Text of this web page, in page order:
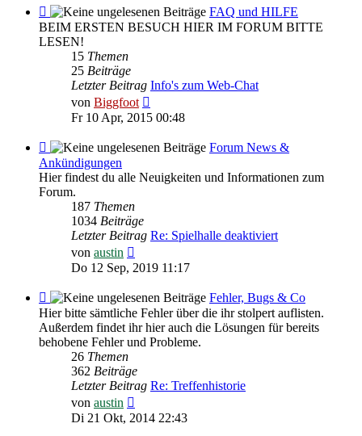
Feed
-
FAQ
HILFE
FAQ und HILFE
BEIM ERSTEN BESUCH HIER IM FORUM BITTE
LESEN!
15 Themen
25 Beiträge
Letzter Beitrag Info's zum Web-Chat
von Biggfoot
Beitrag
Fr 10 Apr, 2015 00:48
Feed
-
Forum
News
Ankündigungen
Forum News &
Ankündigungen
Hier findest du alle Neuigkeiten und Informationen zum
Forum.
187 Themen
1034 Beiträge
Letzter Beitrag Re: Spielhalle deaktiviert
von austin
Beitrag
Do 12 Sep, 2019 11:17
Feed
-
Fehler,
Bugs
Fehler, Bugs & Co
Hier bitte sämtliche Fehler über die ihr stolpert auflisten.
Außerdem findet ihr hier auch die Lösungen für bereits
behobene Fehler und Probleme.
26 Themen
362 Beiträge
Letzter Beitrag Re: Treffenhistorie
von austin
Beitrag
Di 21 Okt, 2014 22:43